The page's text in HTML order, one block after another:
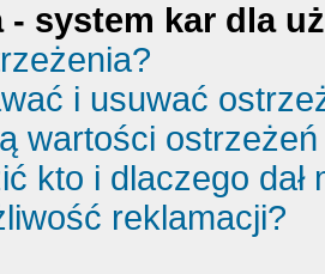
- system kar dla
i usuwać
wartości
kto i dlaczego dał
reklamacji?